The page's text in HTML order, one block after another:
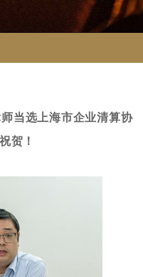
当选上海市企业清算协
贺！